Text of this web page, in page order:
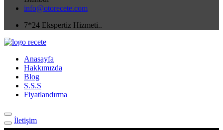
info@otorecete.com
7*24 Ekspertiz Hizmeti..
Anasayfa
Hakkımızda
Blog
S.S.S
Fiyatlandırma
İletişim